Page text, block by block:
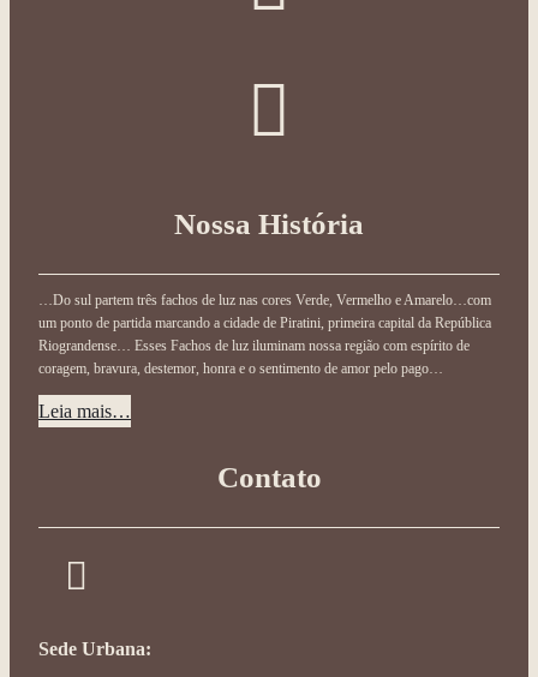
Nossa História
…Do sul partem três fachos de luz nas cores Verde, Vermelho e Amarelo…com
um ponto de partida marcando a cidade de Piratini, primeira capital da República
Riograndense… Esses Fachos de luz iluminam nossa região com espírito de
coragem, bravura, destemor, honra e o sentimento de amor pelo pago…
Leia mais…
Contato
Sede Urbana: